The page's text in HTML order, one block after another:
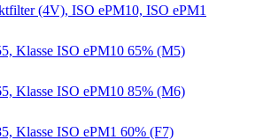
(4V), ISO ePM10, ISO ePM1
Klasse ISO ePM10 65% (M5)
Klasse ISO ePM10 85% (M6)
Klasse ISO ePM1 60% (F7)